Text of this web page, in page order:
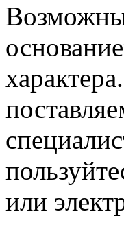
или